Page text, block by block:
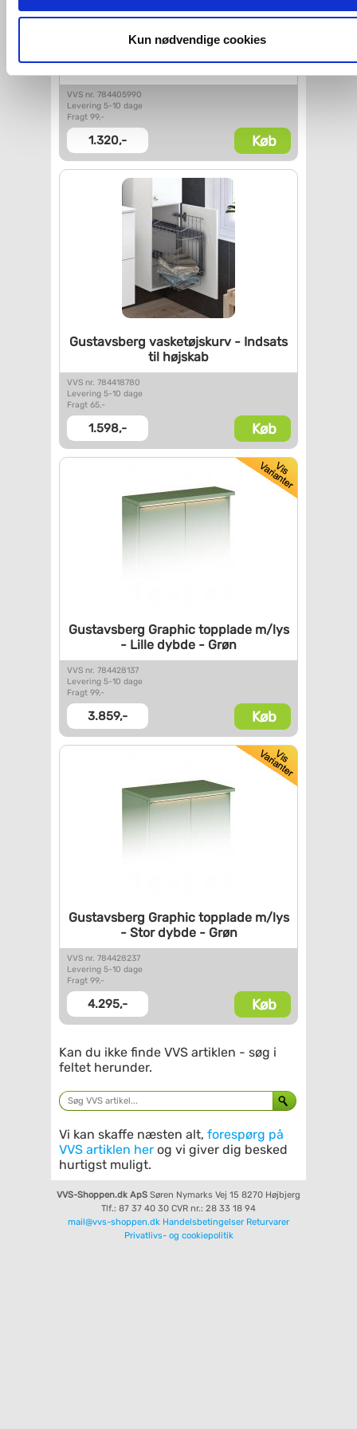
og fra nedenfor. Til enhver tid er det ligeledes muligt, at
dit samtykke, hvis du måtte ønske det.
Du kan se mere om, hvordan vi behandler dine
personoplysninger, ved at klikke
Kun nødvendige cookies
VVS nr. 784405990
Levering 5-10 dage
Fragt 99,-
1.320,- Køb
Gustavsberg vasketøjskurv - Indsats
til højskab
VVS nr. 784418780
Levering 5-10 dage
Fragt 65,-
1.598,- Køb
Gustavsberg Graphic toppladem/lys
- Lille dybde - Grøn
VVS nr. 784428137
Levering 5-10 dage
Fragt 99,-
3.859,- Køb
Gustavsberg Graphic toppladem/lys
- Stor dybde - Grøn
VVS nr. 784428237
Levering 5-10 dage
Fragt 99,-
4.295,- Køb
Kan du ikke finde VVS artiklen - søg i
feltet herunder.
Vi kan skaffe næsten alt, forespørg på
VVS artiklen her og vi giver dig besked
hurtigst muligt.
VVS-Shoppen.dk ApS Søren Nymarks Vej 15 8270 Højbjerg
Tlf.: 87 37 40 30 CVR nr.: 28 33 18 94
mail@vvs-shoppen.dk Handelsbetingelser Returvarer
Privatlivs- og cookiepolitik